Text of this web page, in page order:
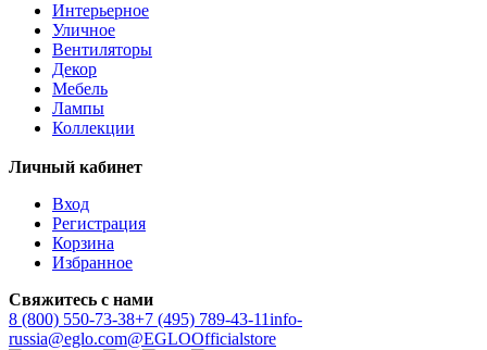
Интерьерное
Уличное
Вентиляторы
Декор
Мебель
Лампы
Коллекции
Личный кабинет
Вход
Регистрация
Корзина
Избранное
Свяжитесь с нами
8 (800) 550-73-38+7 (495) 789-43-11info-
russia@eglo.com@EGLOOfficialstore